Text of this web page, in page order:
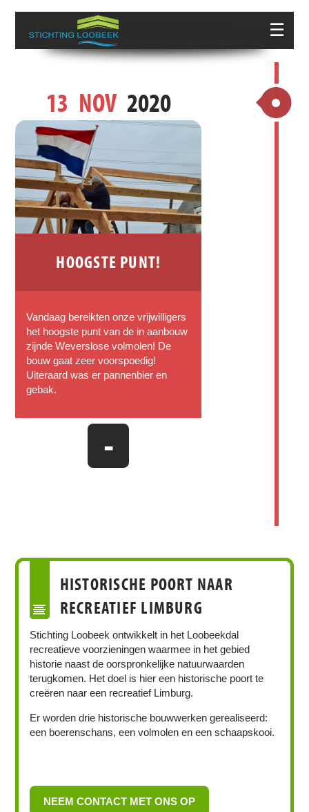
☰
13 NOV 2020
HOOGSTE PUNT!
Vandaag bereikten onze vrijwilligers
het hoogste punt van de in aanbouw
zijnde Weverslose volmolen! De
bouw gaat zeer voorspoedig!
Uiteraard was er pannenbier en
gebak.
-
HISTORISCHE POORT NAAR
RECREATIEF LIMBURG
Stichting Loobeek ontwikkelt in het Loobeekdal
recreatieve voorzieningen waarmee in het gebied
historie naast de oorspronkelijke natuurwaarden
terugkomen. Het doel is hier een historische poort te
creëren naar een recreatief Limburg.
Er worden drie historische bouwwerken gerealiseerd:
een boerenschans, een volmolen en een schaapskooi.
NEEM CONTACT MET ONS OP